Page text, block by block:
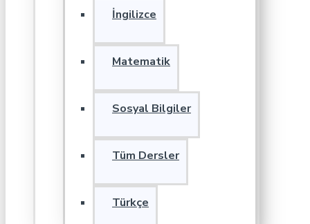
İngilizce
Matematik
Sosyal Bilgiler
Tüm Dersler
Türkçe